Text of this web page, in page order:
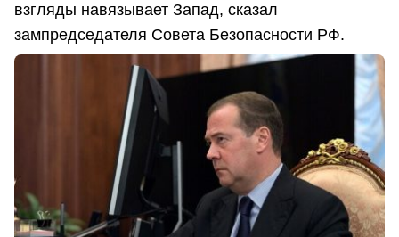
взгляды навязывает Запад, сказал
зампредседателя Совета Безопасности РФ.